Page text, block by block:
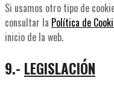
Si usamos otro tipo de
consultar la Política de
inicio de la web.
9.- LEGISLACIÓN